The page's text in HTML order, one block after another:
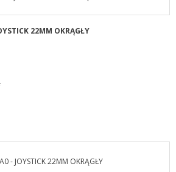
22MM OKRĄGŁY